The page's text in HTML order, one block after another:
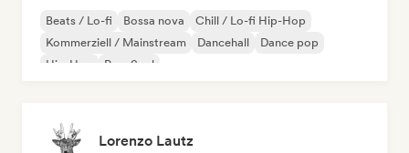
Beats / Lo-fi Bossa nova
Chill / Lo-fi Hip-Hop
Kommerziell / Mainstream
Dancehall
Dance pop
Hip-Hop
Pop-Soul
Lorenzo Lautz